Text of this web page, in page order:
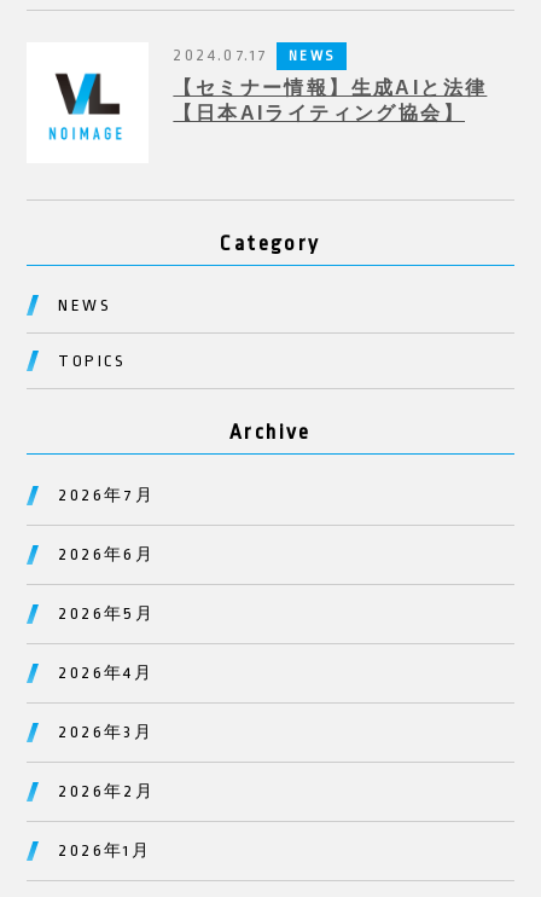
2024.07.17 NEWS
【セミナー情報】生成AIと法律
【日本AIライティング協会】
Category
NEWS
TOPICS
Archive
2026年7月
2026年6月
2026年5月
2026年4月
2026年3月
2026年2月
2026年1月